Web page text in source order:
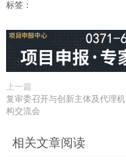
标签：
上一篇
复审委召开与创新主体及代理机
构交流会
相关文章阅读